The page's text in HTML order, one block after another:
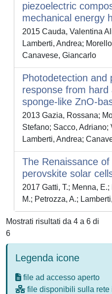
piezoelectric
mechanical energy
2015 Cauda, Valentina
Lamberti, Andrea;
Canavese, Giancarlo
Photodetection and
response from hard
sponge-like ZnO-
2013 Gazia, Rossana;
Stefano; Sacco, Adriano;
Lamberti, Andrea;
The Renaissance
perovskite solar
2017 Gatti, T.; Menna,
M.; Petrozza, A.;
Mostrati risultati da 4 a 6 di
6
Legenda icone
file ad accesso aperto
file disponibili sulla rete